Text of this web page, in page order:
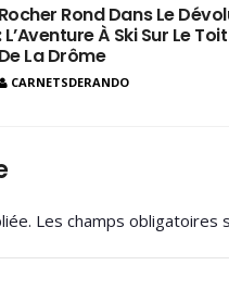
Rocher Rond Dans Le
: L’Aventure À Ski Sur Le Toit
De La Drôme
CARNETSDERANDO
Les champs obligatoires